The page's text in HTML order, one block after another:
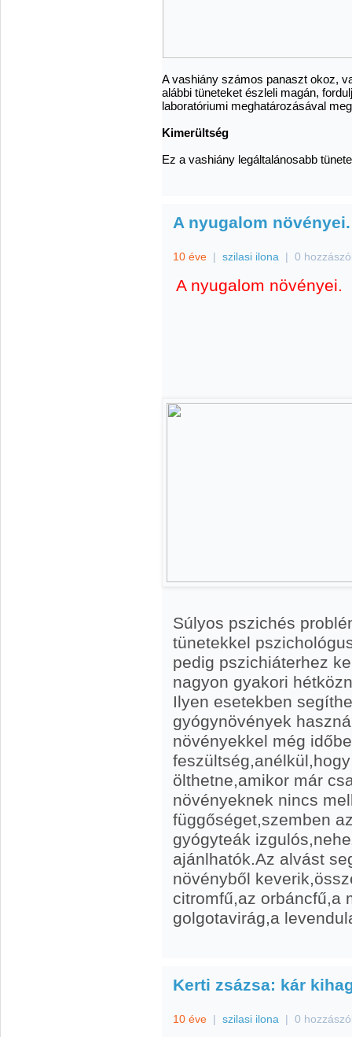
A vashiány számos panaszt okoz,
alábbi tüneteket észleli magán,
laboratóriumi meghatározásával
Kimerültség
Ez a vashiány legáltalánosabb
A nyugalom növényei.
10 éve | szilasi ilona | 0
A nyugalom növényei.
Súlyos pszichés
tünetekkel
pedig pszichiáterhez
nagyon gyakori
Ilyen esetekben
gyógynövények
növényekkel még
ölthetne,amikor már
növényeknek nincs
függőséget,szemben
gyógyteák
ajánlhatók.Az alvást
növényből
citromfű,az orbáncfű,a
golgotavirág,a
Kerti zsázsa: kár
10 éve | szilasi ilona | 0